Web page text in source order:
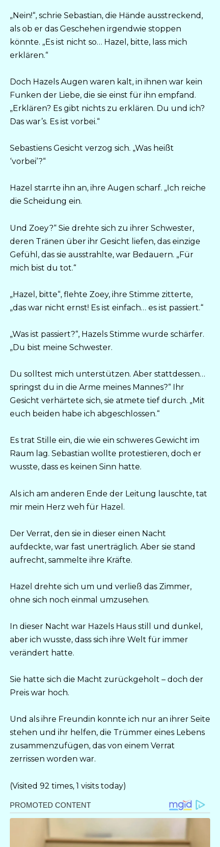
„Nein!“, schrie Sebastian, die Hände ausstreckend,
als ob er das Geschehen irgendwie stoppen
könnte. „Es ist nicht so… Hazel, bitte, lass mich
erklären.“
Doch Hazels Augen waren kalt, in ihnen war kein
Funken der Liebe, die sie einst für ihn empfand.
„Erklären? Es gibt nichts zu erklären. Du und ich?
Das war’s. Es ist vorbei.“
Sebastiens Gesicht verzog sich. „Was heißt
‘vorbei’?“
Hazel starrte ihn an, ihre Augen scharf. „Ich reiche
die Scheidung ein.
Und Zoey?“ Sie drehte sich zu ihrer Schwester,
deren Tränen über ihr Gesicht liefen, das einzige
Gefühl, das sie ausstrahlte, war Bedauern. „Für
mich bist du tot.“
„Hazel, bitte“, flehte Zoey, ihre Stimme zitterte,
„das war nicht ernst! Es ist einfach… es ist passiert.“
„Was ist passiert?“, Hazels Stimme wurde schärfer.
„Du bist meine Schwester.
Du solltest mich unterstützen. Aber stattdessen…
springst du in die Arme meines Mannes?“ Ihr
Gesicht verhärtete sich, sie atmete tief durch. „Mit
euch beiden habe ich abgeschlossen.“
Es trat Stille ein, die wie ein schweres Gewicht im
Raum lag. Sebastian wollte protestieren, doch er
wusste, dass es keinen Sinn hatte.
Als ich am anderen Ende der Leitung lauschte, tat
mir mein Herz weh für Hazel.
Der Verrat, den sie in dieser einen Nacht
aufdeckte, war fast unerträglich. Aber sie stand
aufrecht, sammelte ihre Kräfte.
Hazel drehte sich um und verließ das Zimmer,
ohne sich noch einmal umzusehen.
In dieser Nacht war Hazels Haus still und dunkel,
aber ich wusste, dass sich ihre Welt für immer
verändert hatte.
Sie hatte sich die Macht zurückgeholt – doch der
Preis war hoch.
Und als ihre Freundin konnte ich nur an ihrer Seite
stehen und ihr helfen, die Trümmer eines Lebens
zusammenzufügen, das von einem Verrat
zerrissen worden war.
(Visited 92 times, 1 visits today)